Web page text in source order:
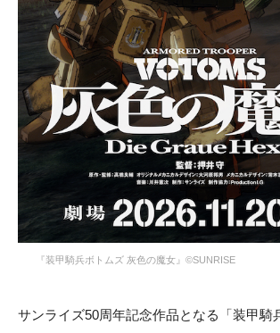
『装甲騎兵ボトムズ 灰色の魔女』©SUNRISE
サンライズ50周年記念作品となる「装甲騎